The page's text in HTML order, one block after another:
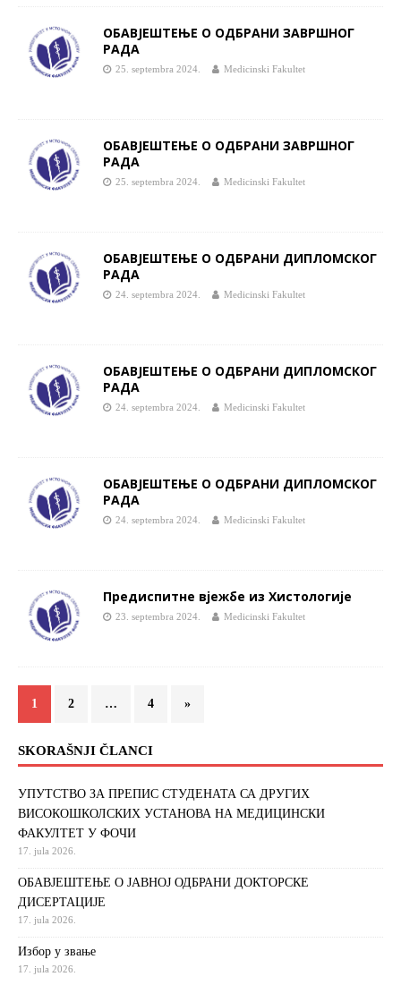
ОБАВЈЕШТЕЊЕ О ОДБРАНИ ЗАВРШНОГ
РАДА
25. septembra 2024. Medicinski Fakultet
ОБАВЈЕШТЕЊЕ О ОДБРАНИ ЗАВРШНОГ
РАДА
25. septembra 2024. Medicinski Fakultet
ОБАВЈЕШТЕЊЕ О ОДБРАНИ ДИПЛОМСКОГ
РАДА
24. septembra 2024. Medicinski Fakultet
ОБАВЈЕШТЕЊЕ О ОДБРАНИ ДИПЛОМСКОГ
РАДА
24. septembra 2024. Medicinski Fakultet
ОБАВЈЕШТЕЊЕ О ОДБРАНИ ДИПЛОМСКОГ
РАДА
24. septembra 2024. Medicinski Fakultet
Предиспитне вјежбе из Хистологије
23. septembra 2024. Medicinski Fakultet
1 2 … 4 »
SKORAŠNJI ČLANCI
УПУТСТВО ЗА ПРЕПИС СТУДЕНАТА СА ДРУГИХ
ВИСОКОШКОЛСКИХ УСТАНОВА НА МЕДИЦИНСКИ
ФАКУЛТЕТ У ФОЧИ
17. jula 2026.
ОБАВЈЕШТЕЊЕ О ЈАВНОЈ ОДБРАНИ ДОКТОРСКЕ
ДИСЕРТАЦИЈЕ
17. jula 2026.
Избор у звање
17. jula 2026.